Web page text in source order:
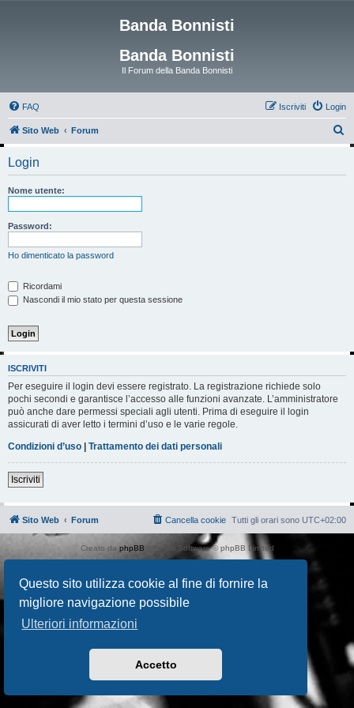
Questo sito utilizza cookie al fine di fornire la
migliore navigazione possibile
Ulteriori informazioni
Accetto
Banda Bonnisti
Banda Bonnisti
Il Forum della Banda Bonnisti
FAQ Login
Iscriviti
Sito Web Forum
Login
Nome utente:
Password:
Ho dimenticato la password
Ricordami
Nascondi il mio stato per questa sessione
ISCRIVITI
Per eseguire il login devi essere registrato. La registrazione richiede solo
pochi secondi e garantisce l’accesso alle funzioni avanzate. L’amministratore
può anche dare permessi speciali agli utenti. Prima di eseguire il login
assicurati di aver letto i termini d’uso e le varie regole.
Condizioni d’uso
Trattamento dei dati personali
Iscriviti
Sito Web Forum Tutti gli orari sono UTC+02:00
Cancella cookie
Creato da phpBB ® Forum Software © phpBB Limited
Traduzione ItalianaphpBB-Italia.it
Privacy |Condizioni